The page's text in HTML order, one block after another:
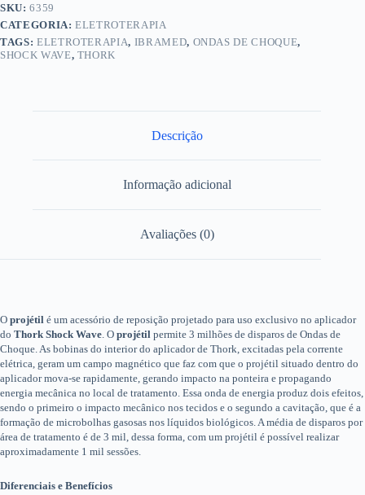
Thork
quantidade
SKU:6359
CATEGORIA:ELETROTERAPIA
TAGS: ELETROTERAPIA, IBRAMED, ONDAS DE CHOQUE,
SHOCK WAVE, THORK
Descrição
Informação adicional
Avaliações (0)
O projétil é um acessório de reposição projetado para uso exclusivo no aplicador
do Thork Shock Wave . O projétil permite 3 milhões de disparos de Ondas de
Choque. As bobinas do interior do aplicador de Thork, excitadas pela corrente
elétrica, geram um campo magnético que faz com que o projétil situado dentro do
aplicador mova-se rapidamente, gerando impacto na ponteira e propagando
energia mecânica no local de tratamento. Essa onda de energia produz dois efeitos,
sendo o primeiro o impacto mecânico nos tecidos e o segundo a cavitação, que é a
formação de microbolhas gasosas nos líquidos biológicos. A média de disparos por
área de tratamento é de 3 mil, dessa forma, com um projétil é possível realizar
aproximadamente 1 mil sessões.
Diferenciais e Benefícios